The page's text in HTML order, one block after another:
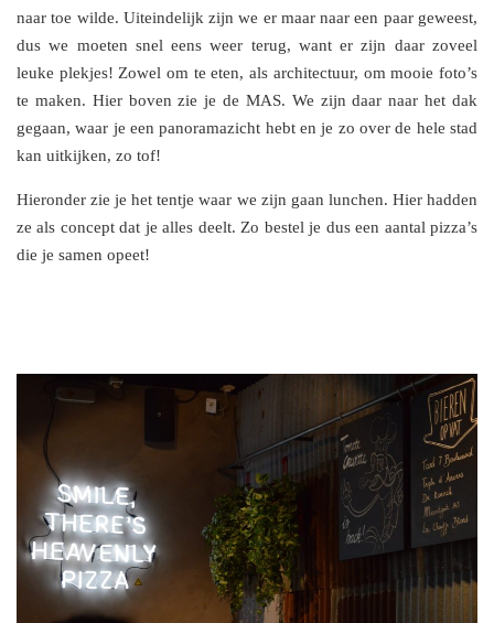
naar toe wilde. Uiteindelijk zijn we er maar naar een paar geweest,
dus we moeten snel eens weer terug, want er zijn daar zoveel
leuke plekjes! Zowel om te eten, als architectuur, om mooie foto’s
te maken. Hier boven zie je de MAS. We zijn daar naar het dak
gegaan, waar je een panoramazicht hebt en je zo over de hele stad
kan uitkijken, zo tof!
Hieronder zie je het tentje waar we zijn gaan lunchen. Hier hadden
ze als concept dat je alles deelt. Zo bestel je dus een aantal pizza’s
die je samen opeet!